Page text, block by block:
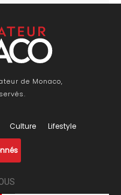
de Monaco,
Culture Lifestyle